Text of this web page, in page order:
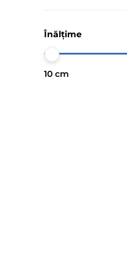
Înălțime
10 cm